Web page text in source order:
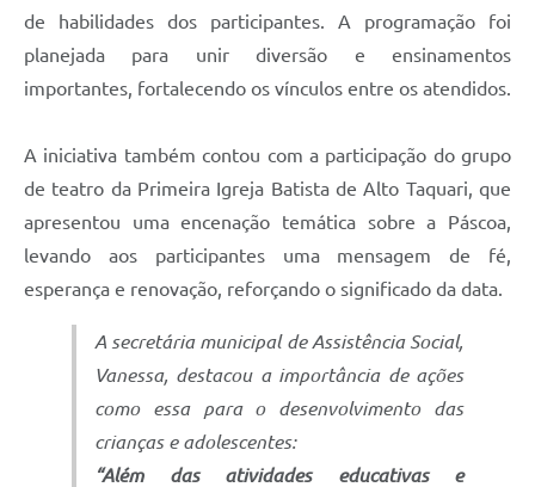
de habilidades dos participantes. A programação foi
planejada para unir diversão e ensinamentos
importantes, fortalecendo os vínculos entre os atendidos.
A iniciativa também contou com a participação do grupo
de teatro da Primeira Igreja Batista de Alto Taquari, que
apresentou uma encenação temática sobre a Páscoa,
levando aos participantes uma mensagem de fé,
esperança e renovação, reforçando o significado da data.
A secretária municipal de Assistência Social,
Vanessa, destacou a importância de ações
como essa para o desenvolvimento das
crianças e adolescentes:
“Além das atividades educativas e